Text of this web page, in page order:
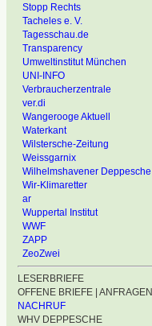
Stopp Rechts
Tacheles e. V.
Tagesschau.de
Transparency
Umweltinstitut München
UNI-INFO
Verbraucherzentrale
ver.di
Wangerooge Aktuell
Waterkant
Wilstersche-Zeitung
Weissgarnix
Wilhelmshavener Deppesche
Wir-Klimaretter
ar
Wuppertal Institut
WWF
ZAPP
ZeoZwei
LESERBRIEFE
OFFENE BRIEFE | ANFRAGEN
NACHRUF
WHV DEPPESCHE